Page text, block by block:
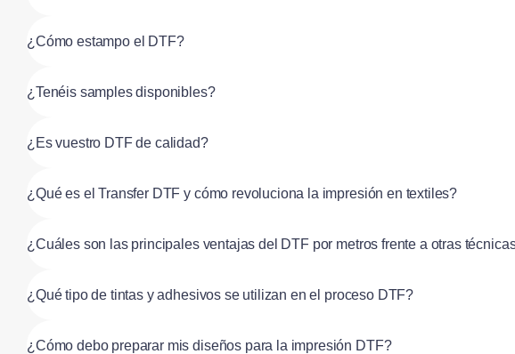
¿Cómo estampo el DTF?
¿Tenéis samples disponibles?
¿Es vuestro DTF de calidad?
¿Qué es el Transfer DTF y cómo revoluciona la impresión en textiles?
¿Cuáles son las principales ventajas del DTF por metros frente a otras
¿Qué tipo de tintas y adhesivos se utilizan en el proceso DTF?
¿Cómo debo preparar mis diseños para la impresión DTF?